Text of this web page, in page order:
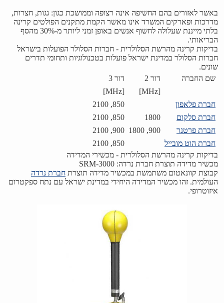
באשר לאזורים בהם החשיפה אינה רצופה וממושכת כגון: גגות, חצרות,
מדרכות ופארקים המשרד אינו מאשר הקמת מתקנים הפולטים קרינה
בלתי מייננת שעלולה לחשוף אנשים באופן זמני ליותר מ-30% מהסף
הבריאותי.
בדיקות קרינה מהרשת הסלולרית - חברות הסלולר הפועלות בישראל
חברות הסלולר במדינת ישראל פועלות בטכנולוגיות ותחומי תדרים
שונים.
שם החברה
דור 2
דור 3
[MHz]
[MHz]
חברת פלאפון
850, 2100
חברת סלקום
1800
850, 2100
חברת פרטנר
900, 1800
900, 2100
חברת הוט מובייל
850, 2100
בדיקות קרינה מהרשת הסלולרית - מכשירי המדידה
מכשיר מדידה תוצרת חברת נרדה: SRM-3000
קבוצת קוונאטום משתמשת במכשיר מדידה תוצרת חברת נרדה
העולמית. זהו מכשיר המדידה היחידי במדינת ישראל עם נתח ספקטרום
איזוטרופי.